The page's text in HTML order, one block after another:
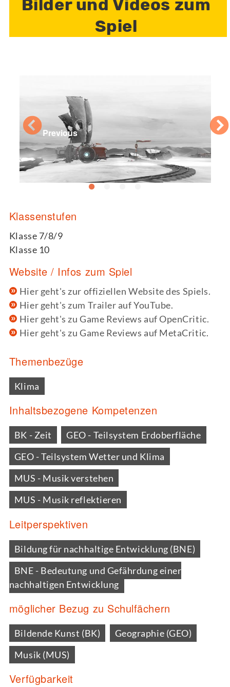
Bilder und Videos zum
Spiel
Previous
Klassenstufen
Klasse 7/8/9
Klasse 10
Website / Infos zum Spiel
Hier geht's zur offiziellen Website des Spiels.
Hier geht's zum Trailer auf YouTube.
Hier geht's zu Game Reviews auf OpenCritic.
Hier geht's zu Game Reviews auf MetaCritic.
Themenbezüge
Klima
Inhaltsbezogene Kompetenzen
BK - Zeit
GEO - Teilsystem Erdoberfläche
GEO - Teilsystem Wetter und Klima
MUS - Musik verstehen
MUS - Musik reflektieren
Leitperspektiven
Bildung für nachhaltige Entwicklung (BNE)
BNE - Bedeutung und Gefährdung einer
nachhaltigen Entwicklung
möglicher Bezug zu Schulfächern
Bildende Kunst (BK)
Geographie (GEO)
Musik (MUS)
Verfügbarkeit